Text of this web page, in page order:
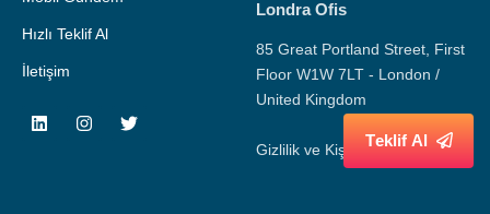
Teklif Al
Hızlı Teklif Al
İletişim
Londra Ofis
85 Great Portland Street, First
Floor W1W 7LT - London /
United Kingdom
Gizlilik ve Kişisel Veri Politikası